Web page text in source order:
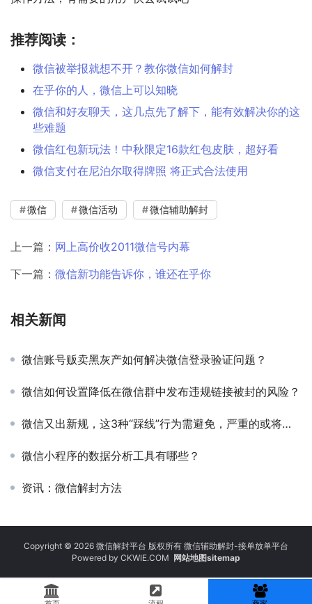
推荐阅读：
微信被举报就想不开？教你微信如何解封
在乎你的人，微信上可以知晓
微信和好友聊天，这几点先了解下，能有效解决你的这
些难题
微信红包新玩法！中秋限定16款红包皮肤，超好看
微信支付在尼泊尔取得牌照 将正式合法使用
微信 微信活动 微信辅助解封
上一篇： 网上高价收2011微信号内幕
下一篇： 微信新功能告诉你，谁还在乎你
相关新闻
微信账号贩卖黑灰产如何解决微信登录验证问题？
微信如何设置降低在微信群中发布违规链接被封的风险？
微信又出新规，这3种“踩线”行为需避免，严重的或将被封号
微信小程序的数据分析工具有哪些？
资讯：微信解封方法
Copyright © 2026 微信解封平台 版权所有 微信辅助解封-接单放单平台
Powered by CKWIE.COM 网站地图sitemap